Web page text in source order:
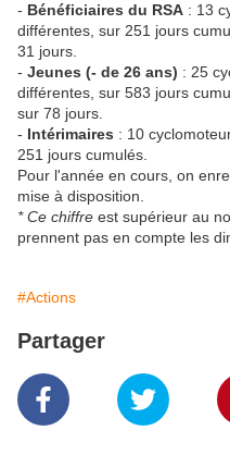
- Bénéficiaires du RSA : 13
différentes, sur 251 jours
31 jours.
- Jeunes (- de 26 ans) : 25
différentes, sur 583 jours
sur 78 jours.
- Intérimaires : 10
251 jours cumulés.
Pour l'année en cours, on
mise à disposition.
* Ce chiffre est supérieur au
prennent pas en compte les
#Actions
Partager